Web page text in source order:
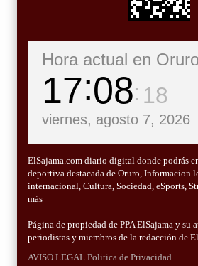
Hora actual en
17 08 20
viernes, agosto 7, 2026
ElSajama.com diario digital donde podrás
deportiva destacada de Oruro, Informacion
internacional, Cultura, Sociedad, eSports,
más
Página de propiedad de PPA ElSajama y su
periodistas y miembros de la redacción de
AVISO LEGAL Politica de Privacidad